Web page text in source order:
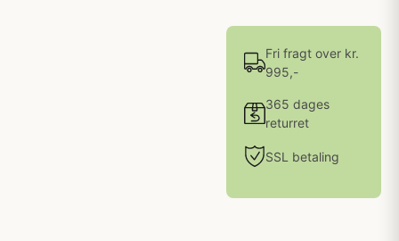
Fri fragt over kr.
995,-
365 dages
returret
SSL betaling